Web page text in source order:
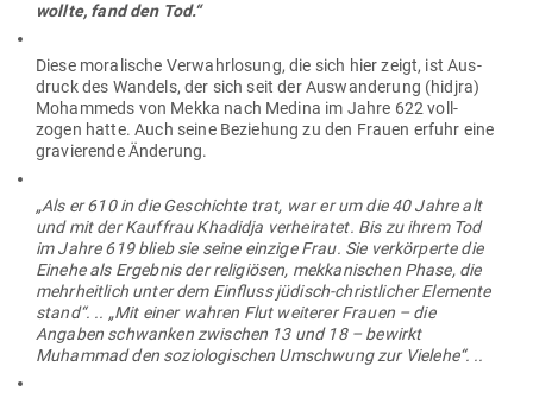
wollte, fand den Tod.“
Diese mora­lische Ver­wahr­losung, die sich hier zeigt, ist Aus­
druck des Wandels, der sich seit der Aus­wan­derung (hidjra)
Mohammeds von Mekka nach Medina im Jahre 622 voll­
zogen hatte. Auch seine Beziehung zu den Frauen erfuhr eine
gra­vie­rende Änderung.
„Als er 610 in die Geschichte trat, war er um die 40 Jahre alt
und mit der Kauffrau Kha­didja ver­hei­ratet. Bis zu ihrem Tod
im Jahre 619 blieb sie seine einzige Frau. Sie ver­kör­perte die
Einehe als Ergebnis der reli­giösen, mek­ka­ni­schen Phase, die
mehr­heitlich unter dem Ein­fluss jüdisch-christ­licher Ele­mente
stand“. .. „Mit einer wahren Flut wei­terer Frauen – die
Angaben schwanken zwi­schen 13 und 18 – bewirkt
Muhammad den sozio­lo­gi­schen Umschwung zur Vielehe“. ..